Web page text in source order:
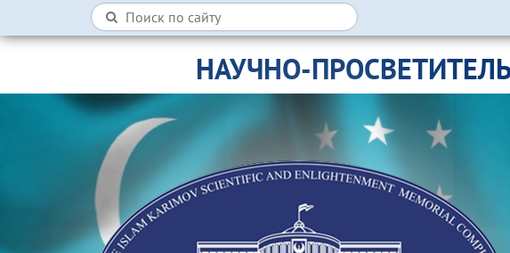
НАУЧНО-